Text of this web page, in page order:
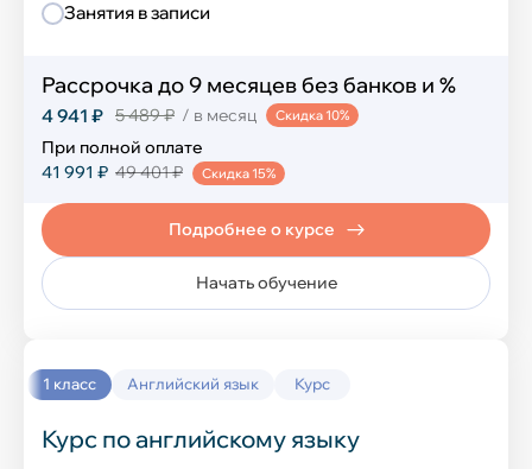
Математика и логика
Шахматы
Финансовая грамотность
Эмоциональный интеллект
Ораторское искусство
Перечневые олимпиады
Естественные науки
Развитие речи
Занятия в записи
Рассрочка до 9 месяцев без банков и %
4 941 ₽ 5 489 ₽ / в месяц Скидка 10%
При полной оплате
41 991 ₽ 49 401 ₽ Скидка 15%
Начать обучение
Подробнее о курсе
1 класс Английский язык Курс
Курс по английскому языку